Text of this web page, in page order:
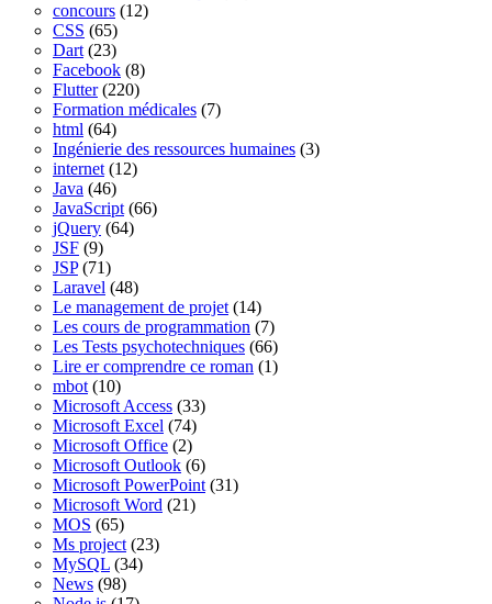
concours (12)
CSS (65)
Dart (23)
Facebook (8)
Flutter(220)
Formation médicales (7)
html (64)
Ingénierie des ressources humaines (3)
internet (12)
Java (46)
JavaScript (66)
jQuery (64)
JSF (9)
JSP(71)
Laravel (48)
Le management de projet (14)
Les cours de programmation (7)
Les Tests psychotechniques (66)
Lire er comprendre ce roman (1)
mbot (10)
Microsoft Access (33)
Microsoft Excel (74)
Microsoft Office (2)
Microsoft Outlook (6)
Microsoft PowerPoint (31)
Microsoft Word (21)
MOS (65)
Ms project (23)
MySQL (34)
News (98)